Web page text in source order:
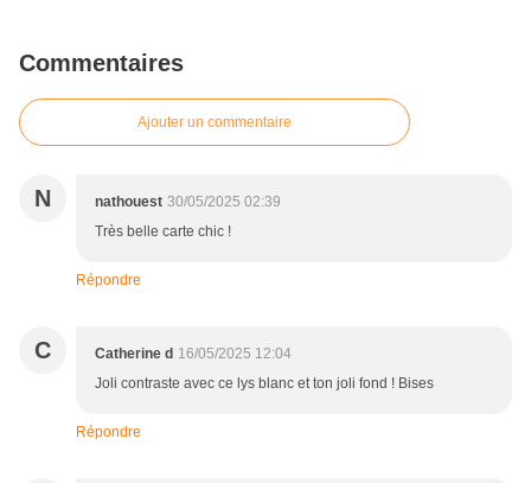
Commentaires
Ajouter un commentaire
N nathouest 30/05/2025 02:39
Très belle carte chic !
Répondre
C Catherine d 16/05/2025 12:04
Joli contraste avec ce lys blanc et ton joli fond ! Bises
Répondre